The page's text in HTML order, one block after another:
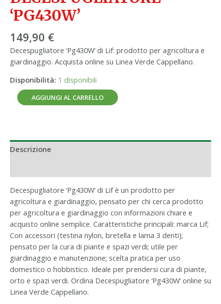
‘PG430W’
149,90 €
Decespugliatore ‘Pg430W’ di Lif: prodotto per agricoltura e
giardinaggio. Acquista online su Linea Verde Cappellano.
Disponibilità: 1 disponibili
AGGIUNGI AL CARRELLO
Descrizione
Decespugliatore ‘Pg430W’ di Lif è un prodotto per
agricoltura e giardinaggio, pensato per chi cerca prodotto
per agricoltura e giardinaggio con informazioni chiare e
acquisto online semplice. Caratteristiche principali: marca Lif;
Con accessori (testina nylon, bretella e lama 3 denti);
pensato per la cura di piante e spazi verdi; utile per
giardinaggio e manutenzione; scelta pratica per uso
domestico o hobbistico. Ideale per prendersi cura di piante,
orto e spazi verdi. Ordina Decespugliatore ‘Pg430W’ online su
Linea Verde Cappellano.